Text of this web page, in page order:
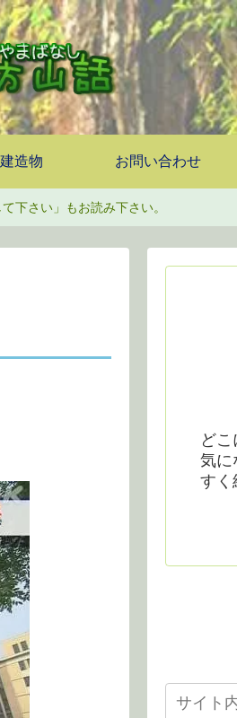
造物 お問い合わせ
下さい」もお読み下さい。
どこ
気に
すく